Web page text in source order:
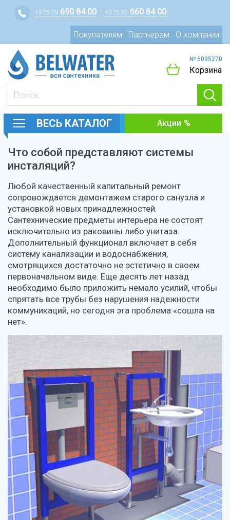
+375 29 690 84 00 +375 33 660 84 00
Покупателям Партнерам О компании
№ 6095270
Корзина
ВЕСЬ КАТАЛОГ Акции
Что собой представляют системы
инсталяций?
Любой качественный капитальный ремонт
сопровождается демонтажем старого санузла и
установкой новых принадлежностей.
Сантехнические предметы интерьера не состоят
исключительно из раковины либо унитаза.
Дополнительный функционал включает в себя
систему канализации и водоснабжения,
смотрящихся достаточно не эстетично в своем
первоначальном виде. Еще десять лет назад
необходимо было приложить немало усилий, чтобы
спрятать все трубы без нарушения надежности
коммуникаций, но сегодня эта проблема «сошла на
нет».